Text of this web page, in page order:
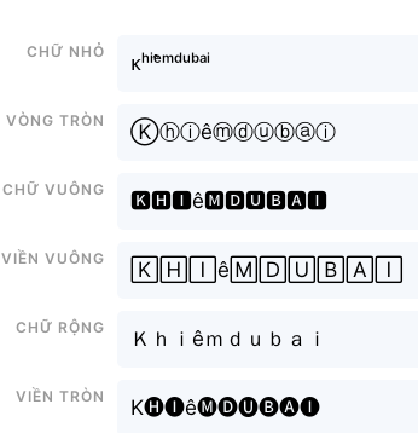
Chữ nhỏ
ᴋʰⁱᵉ̂ᵐᵈᵘᵇᵃⁱ
Vòng tròn
Ⓚⓗⓘêⓜⓓⓤⓑⓐⓘ
Chữ vuông
🅺🅷🅸ê🅼🅳🆄🅱🅰🅸
Viền vuông
🄺🄷🄸ê🄼🄳🅄🄱🄰🄸
Chữ rộng
Ｋｈｉêｍｄｕｂａｉ
Viền tròn
K🅗🅘ê🅜🅓🅤🅑🅐🅘